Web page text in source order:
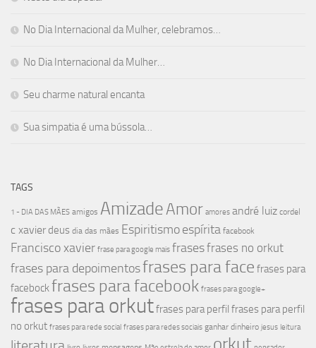
No Dia Internacional da Mulher, celebramos…
No Dia Internacional da Mulher…
Seu charme natural encanta
Sua simpatia é uma bússola…
TAGS
1 - DIA DAS MÃES amigos AmizadeAmor amores andré luiz cordel
c xavier deus dia das mães Espiritismoespírita facebook
Francisco xavier frase para google mais frasesfrases no orkut
frases para depoimentosfrases para face frases para
facebockfrases para facebook frases para google+
frases para orkutfrases para perfil frases para perfil
no orkut frases para rede social frases para redes sociais ganhar dinheiro jesus leitura